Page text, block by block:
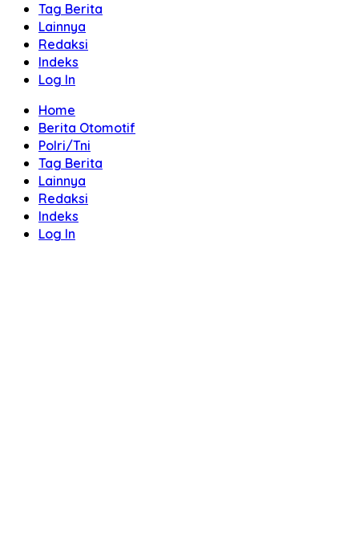
Tag Berita
Lainnya
Redaksi
Indeks
Log In
Home
Berita Otomotif
Polri/Tni
Tag Berita
Lainnya
Redaksi
Indeks
Log In